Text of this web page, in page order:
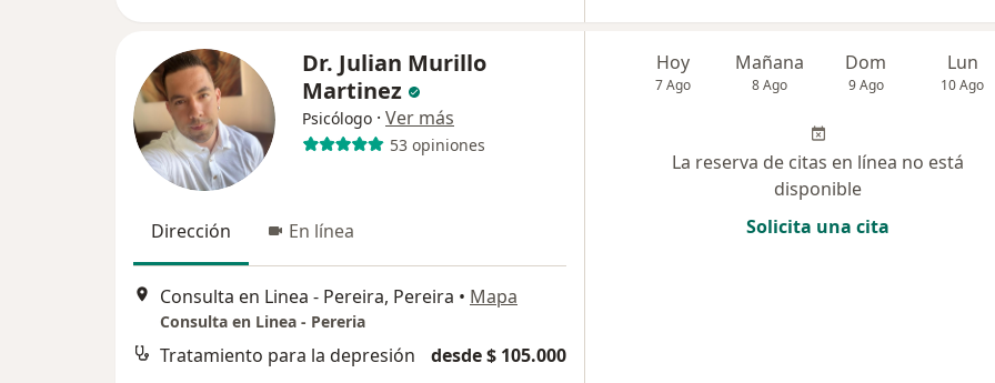
Dr. Julian Murillo
Martinez
Psicólogo · Ver más
53 opiniones
Dirección En línea
Consulta en Linea - Pereira, Pereira • Mapa
Consulta en Linea - Pereria
Tratamiento para la depresión desde $ 105.000
Hoy
7 Ago
Mañana
8 Ago
Dom
9 Ago
Lun
10 Ago
La reserva de citas en línea no está
disponible
Solicita una cita